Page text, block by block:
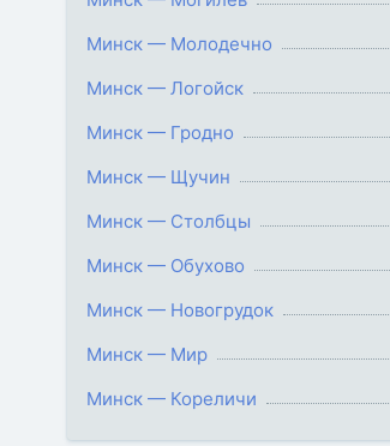
Минск — Молодечно
Минск — Логойск
Минск — Гродно
Минск — Щучин
Минск — Столбцы
Минск — Обухово
Минск — Новогрудок
Минск — Мир
Минск — Кореличи